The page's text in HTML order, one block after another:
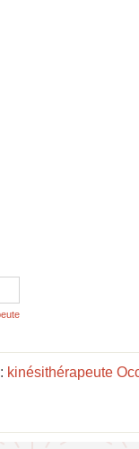
kinésithérapeute